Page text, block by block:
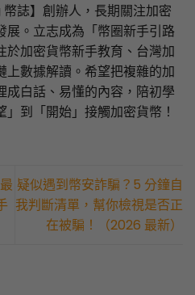
幣誌】創辦人，長期關注加密
展。立志成為「幣圈新手引路
於加密貨幣新手教育、台灣加
上數據解讀。希望把複雜的加
成白話、易懂的內容，陪初學
」到「開始」接觸加密貨幣！
疑似遇到幣安詐騙？5 分鐘自
我判斷清單，幫你檢視是否正
在被騙！（2026 最新）